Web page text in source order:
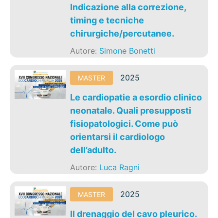
Indicazione alla correzione,
timing e tecniche
chirurgiche/percutanee.
Autore: Simone Bonetti
MASTER 2025
Le cardiopatie a esordio clinico
neonatale. Quali presupposti
fisiopatologici. Come può
orientarsi il cardiologo
dell’adulto.
Autore: Luca Ragni
MASTER 2025
Il drenaggio del cavo pleurico.